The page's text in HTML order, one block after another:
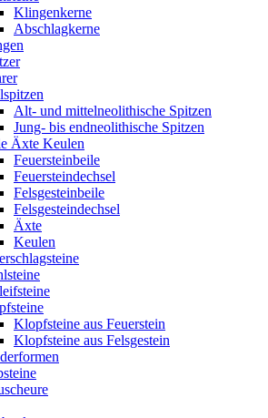
Klingenkerne
Abschlagkerne
Alt- und mittelneolithische Spitzen
Jung- bis endneolithische Spitzen
Äxte Keulen
Feuersteinbeile
Feuersteindechsel
Felsgesteinbeile
Felsgesteindechsel
Äxte
Keulen
Klopfsteine aus Feuerstein
Klopfsteine aus Felsgestein